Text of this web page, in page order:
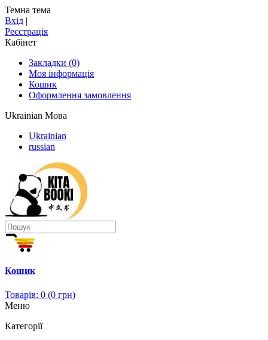
Темна тема
Вхід |
Реєстрація
Кабінет
Закладки (0)
Моя інформація
Кошик
Оформлення замовлення
Ukrainian Мова
Ukrainian
russian
Кошик
Товарів: 0 (0 грн)
Меню
Категорії